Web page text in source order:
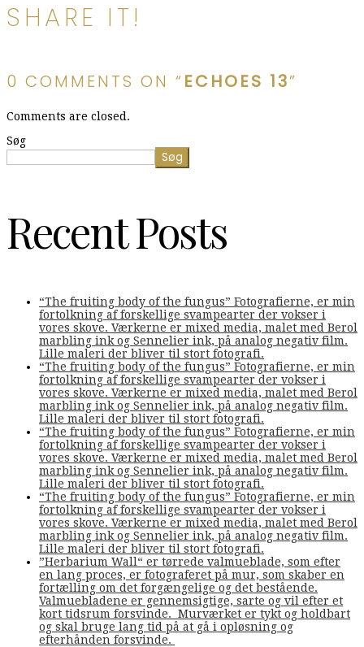
SHARE IT!
0 COMMENTS ON “ ECHOES 13”
Comments are closed.
Søg
Søg
Recent Posts
“The fruiting body of the fungus” Fotografierne, er min
fortolkning af forskellige svampearter der vokser i
vores skove. Værkerne er mixed media, malet med Berol
marbling ink og Sennelier ink, på analog negativ film.
Lille maleri der bliver til stort fotografi.
“The fruiting body of the fungus” Fotografierne, er min
fortolkning af forskellige svampearter der vokser i
vores skove. Værkerne er mixed media, malet med Berol
marbling ink og Sennelier ink, på analog negativ film.
Lille maleri der bliver til stort fotografi.
“The fruiting body of the fungus” Fotografierne, er min
fortolkning af forskellige svampearter der vokser i
vores skove. Værkerne er mixed media, malet med Berol
marbling ink og Sennelier ink, på analog negativ film.
Lille maleri der bliver til stort fotografi.
“The fruiting body of the fungus” Fotografierne, er min
fortolkning af forskellige svampearter der vokser i
vores skove. Værkerne er mixed media, malet med Berol
marbling ink og Sennelier ink, på analog negativ film.
Lille maleri der bliver til stort fotografi.
”Herbarium Wall“ er tørrede valmueblade, som efter
en lang proces, er fotograferet på mur, som skaber en
fortælling om det forgængelige og det bestående.
Valmuebladene er gennemsigtige, sarte og vil efter et
kort tidsrum forsvinde. Murværket er tykt og holdbart
og skal bruge lang tid på at gå i opløsning og
efterhånden forsvinde.